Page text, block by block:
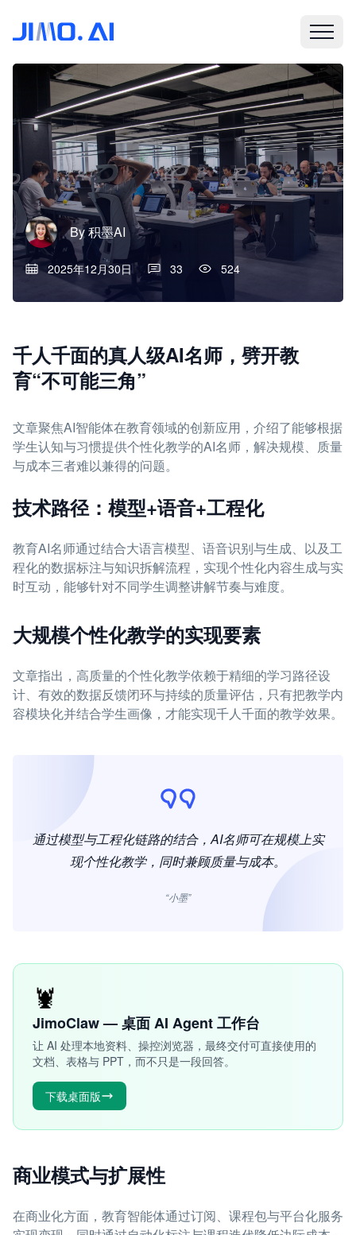
By积墨AI
2025年12月30日 33 524
千人千面的真人级AI名师，劈开教
育“不可能三角”
文章聚焦AI智能体在教育领域的创新应用，介绍了能够根据
学生认知与习惯提供个性化教学的AI名师，解决规模、质量
与成本三者难以兼得的问题。
技术路径：模型+语音+工程化
教育AI名师通过结合大语言模型、语音识别与生成、以及工
程化的数据标注与知识拆解流程，实现个性化内容生成与实
时互动，能够针对不同学生调整讲解节奏与难度。
大规模个性化教学的实现要素
文章指出，高质量的个性化教学依赖于精细的学习路径设
计、有效的数据反馈闭环与持续的质量评估，只有把教学内
容模块化并结合学生画像，才能实现千人千面的教学效果。
通过模型与工程化链路的结合，AI名师可在规模上实
现个性化教学，同时兼顾质量与成本。
“小墨”
🦞
JimoClaw — 桌面 AI Agent 工作台
让 AI 处理本地资料、操控浏览器，最终交付可直接使用的
文档、表格与 PPT，而不只是一段回答。
下载桌面版
商业模式与扩展性
在商业化方面，教育智能体通过订阅、课程包与平台化服务